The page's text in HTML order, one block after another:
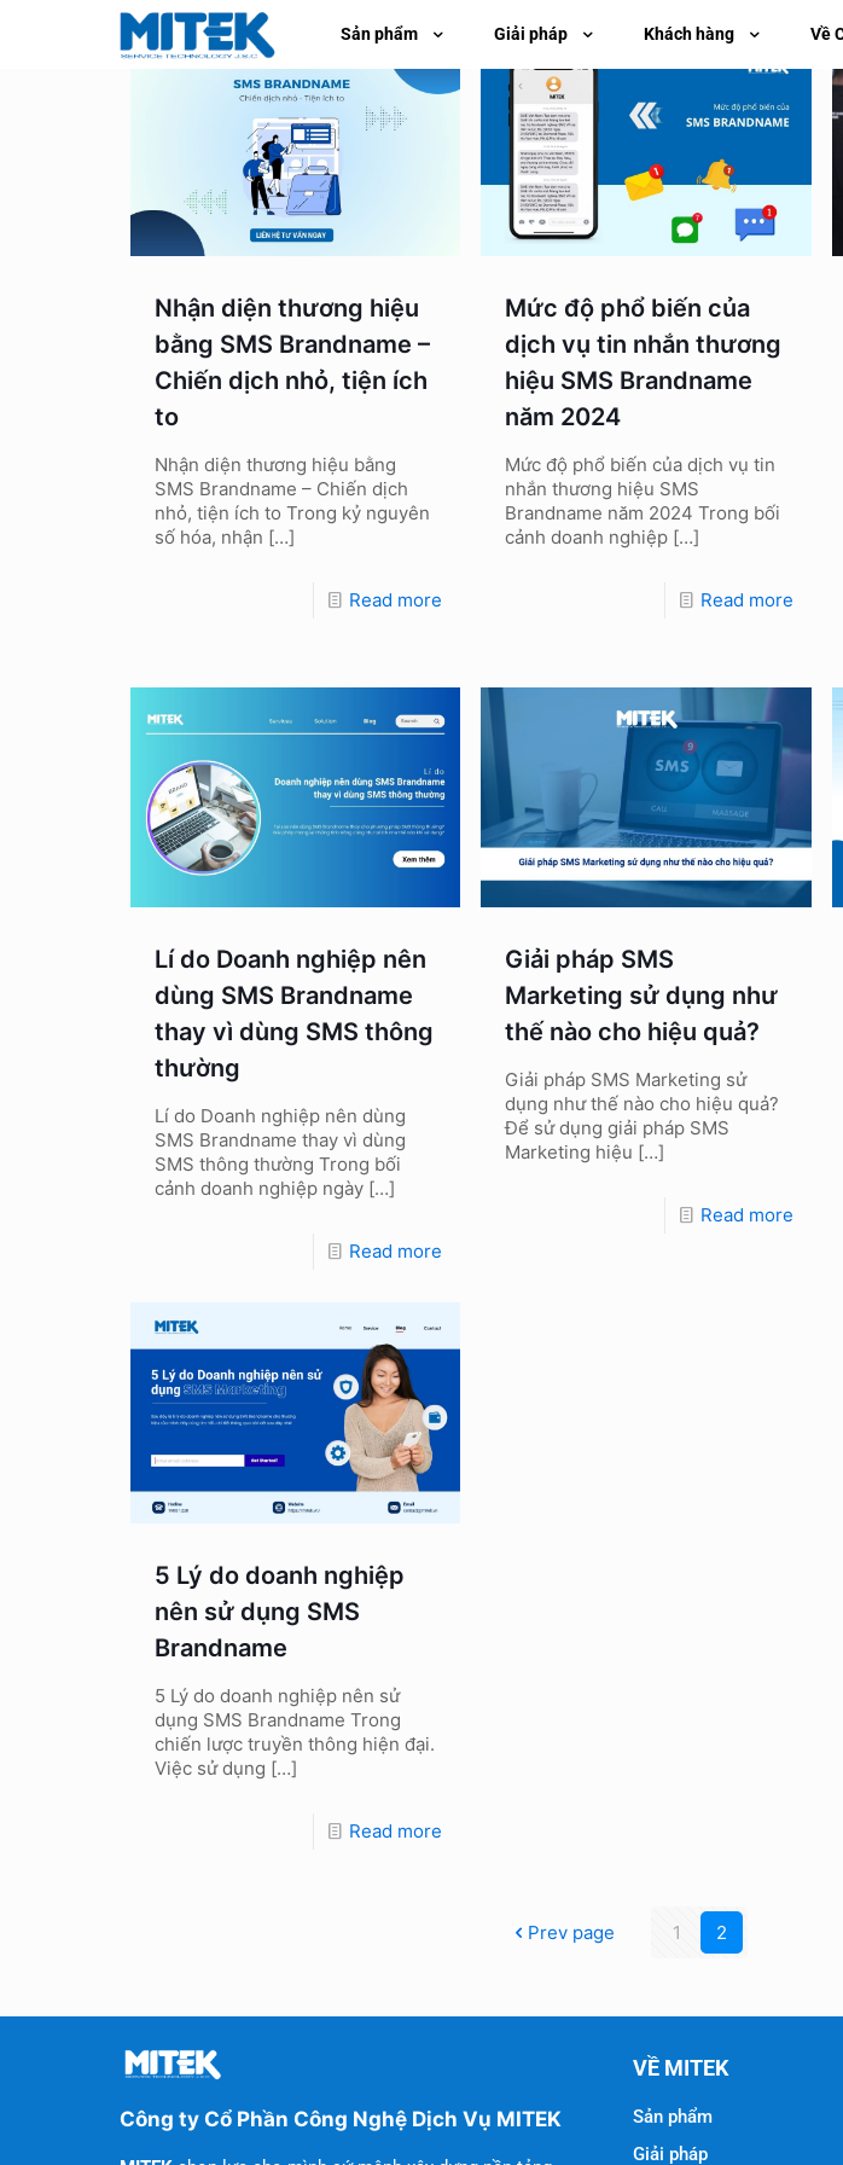
Sản phẩm Giải pháp Khách hàng Về
Nhận diện thương hiệu
bằng SMS Brandname –
Chiến dịch nhỏ, tiện ích
to
Nhận diện thương hiệu bằng
SMS Brandname – Chiến dịch
nhỏ, tiện ích to Trong kỷ nguyên
số hóa, nhận […]
Read more
Mức độ phổ biến của
dịch vụ tin nhắn thương
hiệu SMS Brandname
năm 2024
Mức độ phổ biến của dịch vụ tin
nhắn thương hiệu SMS
Brandname năm 2024 Trong bối
cảnh doanh nghiệp […]
Read more
Lí do Doanh nghiệp nên
dùng SMS Brandname
thay vì dùng SMS thông
thường
Lí do Doanh nghiệp nên dùng
SMS Brandname thay vì dùng
SMS thông thường Trong bối
cảnh doanh nghiệp ngày[…]
Read more
Giải pháp SMS
Marketing sử dụng như
thế nào cho hiệu quả?
Giải pháp SMS Marketing sử
dụng như thế nào cho hiệu quả?
Để sử dụng giải pháp SMS
Marketing hiệu […]
Read more
5 Lý do doanh nghiệp
nên sử dụng SMS
Brandname
5 Lý do doanh nghiệp nên sử
dụng SMS Brandname Trong
chiến lược truyền thông hiện đại.
Việc sử dụng […]
Read more
Prev page 1 2
Công ty Cổ Phần Công Nghệ Dịch Vụ MITEK
VỀ MITEK
Sản phẩm
Giải pháp